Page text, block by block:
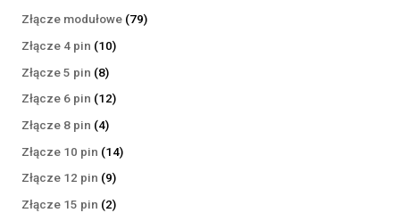
produkty
Złącze modułowe 7979
Złącze 4 pin 1010
Złącze 5 pin 88
produktów
Złącze 6 pin 1212
Złącze 8 pin 44
produkty
Złącze 10 pin 1414
Złącze 12 pin 99
produktów
Złącze 15 pin 22